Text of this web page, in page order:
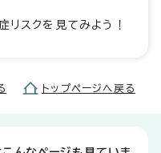
リスクを見てみよう！
トップページへ戻る